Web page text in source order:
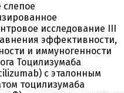
исследование III
эффективности,
и иммуногенности
Тоцилизумаба
с эталонным
тоцилизумаба